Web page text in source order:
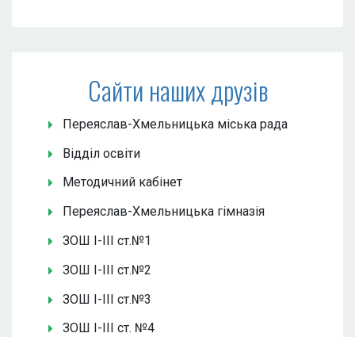
Сайти наших друзів
Переяслав-Хмельницька міська рада
Відділ освіти
Методичний кабінет
Переяслав-Хмельницька гімназія
ЗОШ І-ІІІ ст.№1
ЗОШ І-ІІІ ст.№2
ЗОШ І-ІІІ ст.№3
ЗОШ І-ІІІ ст. №4